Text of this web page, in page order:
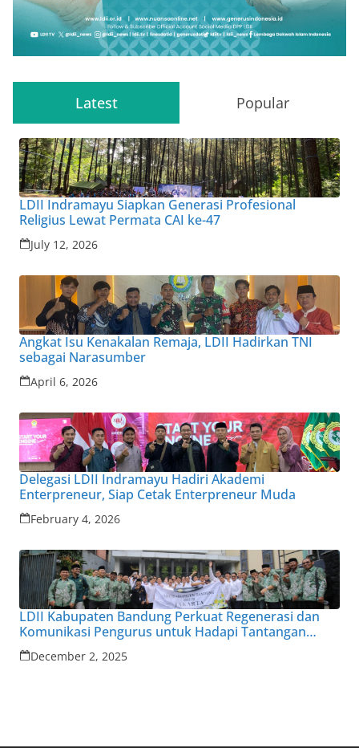
Latest Popular
LDII Indramayu Siapkan Generasi Profesional
Religius Lewat Permata CAI ke-47
July 12, 2026
Angkat Isu Kenakalan Remaja, LDII Hadirkan TNI
sebagai Narasumber
April 6, 2026
Delegasi LDII Indramayu Hadiri Akademi
Enterpreneur, Siap Cetak Enterpreneur Muda
February 4, 2026
LDII Kabupaten Bandung Perkuat Regenerasi dan
Komunikasi Pengurus untuk Hadapi Tantangan
Zaman
December 2, 2025